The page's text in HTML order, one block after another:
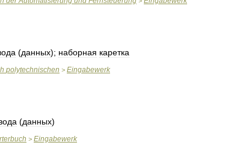
(данных); наборная каретка
polytechnischen > Eingabewerk
(данных)
> Eingabewerk